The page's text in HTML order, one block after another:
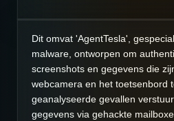
Dit omvat 'AgentTesla',
malware, ontworpen om
screenshots en gegevens die
webcamera en het toetsenbord
geanalyseerde gevallen
gegevens via gehackte